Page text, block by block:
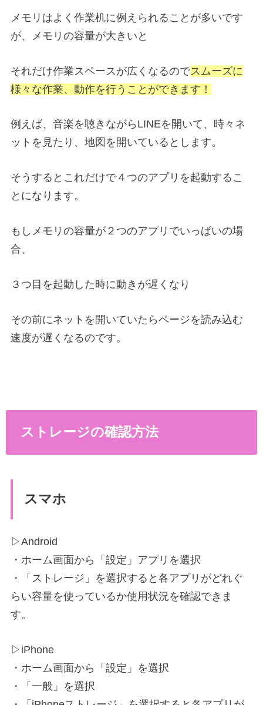
メモリはよく作業机に例えられることが多いです
が、メモリの容量が大きいと
それだけ作業スペースが広くなるのでスムーズに
様々な作業、動作を行うことができます！
例えば、音楽を聴きながらLINEを開いて、時々ネ
ットを見たり、地図を開いているとします。
そうするとこれだけで４つのアプリを起動するこ
とになります。
もしメモリの容量が２つのアプリでいっぱいの場
合、
３つ目を起動した時に動きが遅くなり
その前にネットを開いていたらページを読み込む
速度が遅くなるのです。
ストレージの確認方法
スマホ
▷Android
・ホーム画面から「設定」アプリを選択
・「ストレージ」を選択すると各アプリがどれぐ
らい容量を使っているか使用状況を確認できま
す。
▷iPhone
・ホーム画面から「設定」を選択
・「一般」を選択